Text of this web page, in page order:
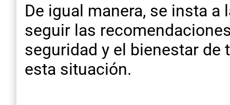
De igual manera, se insta
seguir las
seguridad y el bienestar
esta situación.